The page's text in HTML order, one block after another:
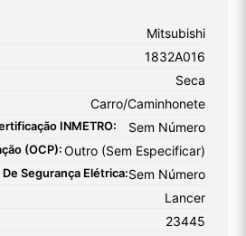
Mitsubishi
1832A016
Seca
Carro/Caminhonete
INMETRO: Sem Número
(OCP): Outro (sem Especificar)
Segurança Elétrica:Sem Número
Lancer
23445